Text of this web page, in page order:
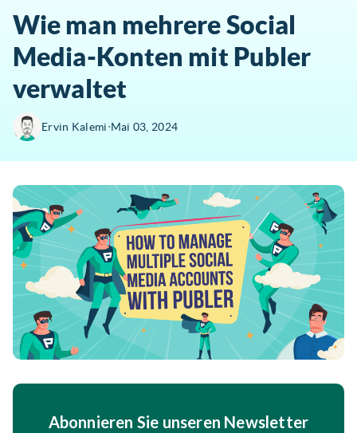
Wie man mehrere Social
Media-Konten mit Publer
verwaltet
Ervin Kalemi∙Mai 03, 2024
Abonnieren Sie unseren Newsletter